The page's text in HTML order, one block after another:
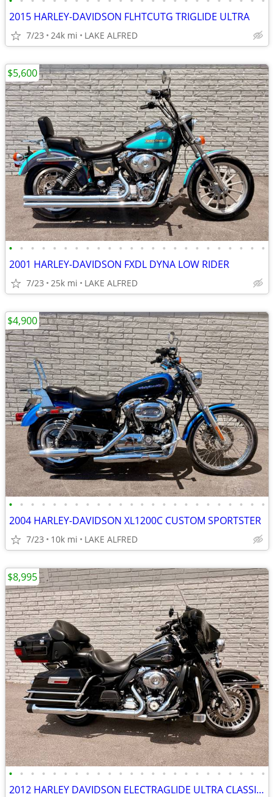
2015 HARLEY-DAVIDSON FLHTCUTG TRIGLIDE ULTRA
7/23 24k mi LAKE ALFRED
• • • • • • • • • • • • • • • • • • • • • • • •
2001 HARLEY-DAVIDSON FXDL DYNA LOW RIDER
7/23 25k mi LAKE ALFRED
$5,600
• • • • • • • • • • • • • • • • • • • • • • • •
2004 HARLEY-DAVIDSON XL1200C CUSTOM SPORTSTER
7/23 10k mi LAKE ALFRED
$4,900
• • • • • • • • • • • • • • • • • • • • • • • •
2012 HARLEY DAVIDSON ELECTRAGLIDE ULTRA CLASSIC FLHTCU
$8,995